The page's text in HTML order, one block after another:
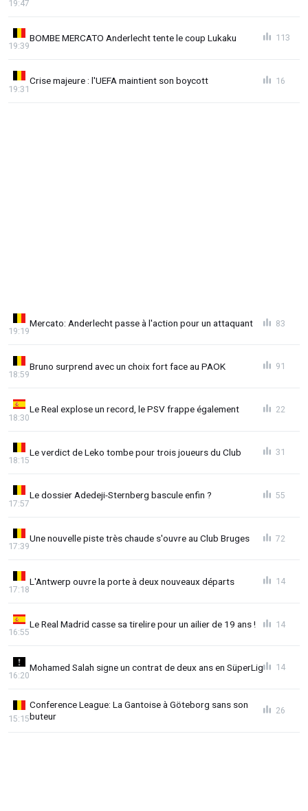
19:47
BOMBE MERCATO Anderlecht tente le coup Lukaku
19:39
113
Crise majeure : l'UEFA maintient son boycott
19:31
16
Mercato: Anderlecht passe à l'action pour un attaquant
19:19
83
Bruno surprend avec un choix fort face au PAOK
18:59
91
Le Real explose un record, le PSV frappe également
18:30
22
Le verdict de Leko tombe pour trois joueurs du Club
18:15
31
Le dossier Adedeji-Sternberg bascule enfin ?
17:57
55
Une nouvelle piste très chaude s'ouvre au Club Bruges
17:39
72
L'Antwerp ouvre la porte à deux nouveaux départs
17:18
14
Le Real Madrid casse sa tirelire pour un ailier de 19 ans !
16:55
14
Mohamed Salah signe un contrat de deux ans en SüperLig
16:20
14
Conference League: La Gantoise à Göteborg sans son
buteur
15:15
26